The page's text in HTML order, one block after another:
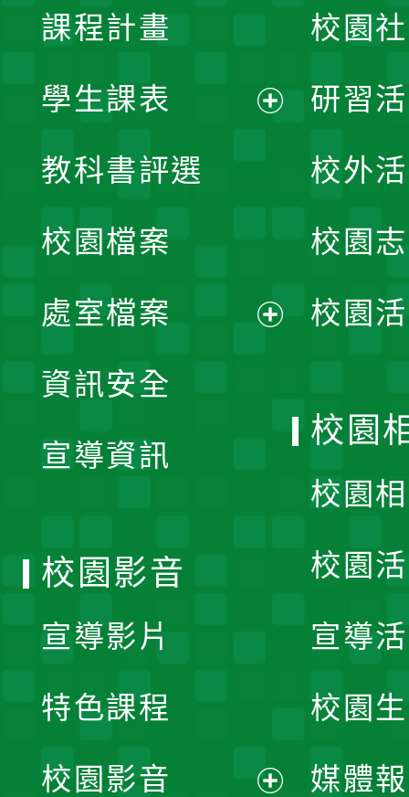
課程計畫
學生課表
單
教科書評選
校園檔案
處室檔案
資訊安全
宣導資訊
校園
研習
校外
校園
校園
校園
校園
校園
宣導
校園
媒體
校園影音
宣導影片
特色課程
校園影音